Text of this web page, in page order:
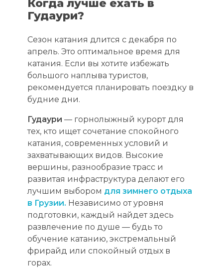
Когда лучше ехать в
Гудаури?
Сезон катания длится с декабря по
апрель. Это оптимальное время для
катания. Если вы хотите избежать
большого наплыва туристов,
рекомендуется планировать поездку в
будние дни.
Гудаури — горнолыжный курорт для
тех, кто ищет сочетание спокойного
катания, современных условий и
захватывающих видов. Высокие
вершины, разнообразие трасс и
развитая инфраструктура делают его
лучшим выбором для зимнего отдыха
в Грузии. Независимо от уровня
подготовки, каждый найдет здесь
развлечение по душе — будь то
обучение катанию, экстремальный
фрирайд или спокойный отдых в
горах.